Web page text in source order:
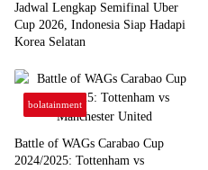
Jadwal Lengkap Semifinal Uber
Cup 2026, Indonesia Siap Hadapi
Korea Selatan
bolatainment
Battle of WAGs Carabao Cup
2024/2025: Tottenham vs